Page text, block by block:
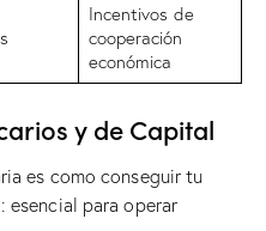
Incentivos de
cooperación
económica
y de Capital
es como conseguir tu
para operar